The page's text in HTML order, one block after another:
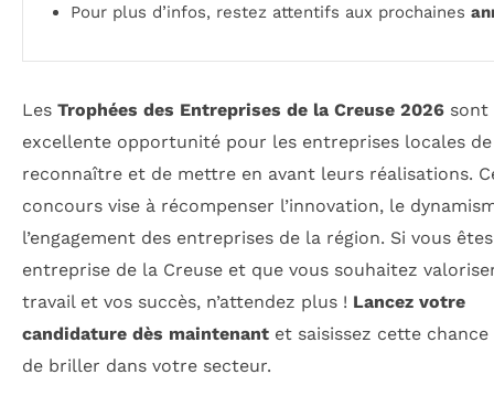
Pour plus d’infos, restez attentifs aux prochaines
Les Trophées des Entreprises de la Creuse 2026 sont
excellente opportunité pour les entreprises locales
reconnaître et de mettre en avant leurs réalisations.
concours vise à récompenser l’innovation, le
l’engagement des entreprises de la région. Si vous
entreprise de la Creuse et que vous souhaitez
travail et vos succès, n’attendez plus ! Lancez votre
candidature dès maintenant et saisissez cette
de briller dans votre secteur.